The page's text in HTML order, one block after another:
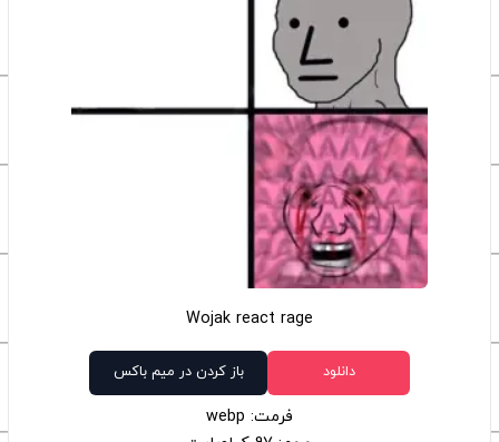
Wojak react rage
دانلود باز کردن در میم باکس
فرمت: webp